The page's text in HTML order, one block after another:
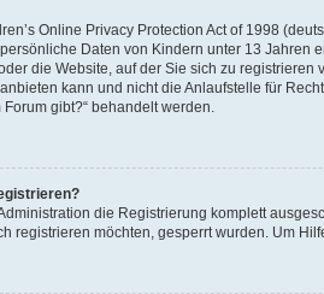
Online Privacy Protection Act of 1998
Daten von Kindern unter 13
die Website, auf der Sie sich zu
kann und nicht die Anlaufstelle für
gibt?“ behandelt werden.
die Registrierung komplett
registrieren möchten, gesperrt wurden. Um